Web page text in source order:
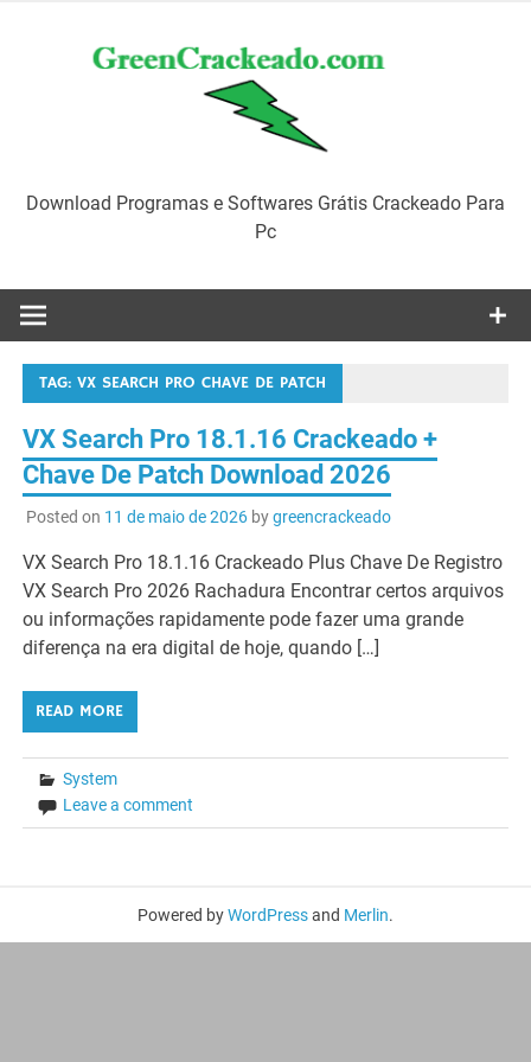
Download Programas e Softwares Grátis Crackeado Para
Pc
TAG:VX SEARCH PRO CHAVE DE PATCH
VX Search Pro 18.1.16 Crackeado +
Chave De Patch Download 2026
Posted on 11 de maio de 2026bygreencrackeado
VX Search Pro 18.1.16 Crackeado Plus Chave De Registro
VX Search Pro 2026 Rachadura Encontrar certos arquivos
ou informações rapidamente pode fazer uma grande
diferença na era digital de hoje, quando […]
READ MORE
System
Leave a comment
Powered byWordPressand Merlin.